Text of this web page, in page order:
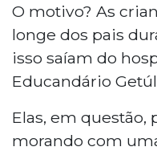
O motivo? As
longe dos pais
isso saíam do
Educandário
Elas, em questão,
morando com